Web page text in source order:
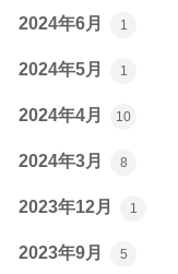
2024年6月 1
2024年5月 1
2024年4月 10
2024年3月 8
2023年12月 1
2023年9月 5